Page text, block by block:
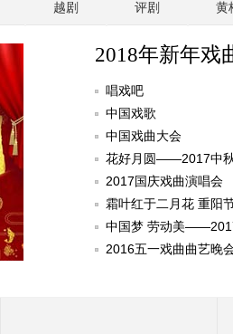
越剧 评剧 黄
2018年新年戏
唱戏吧
中国戏歌
中国戏曲大会
花好月圆——2017中
2017国庆戏曲演唱会
霜叶红于二月花 重阳
中国梦 劳动美
2016五一戏曲曲艺晚